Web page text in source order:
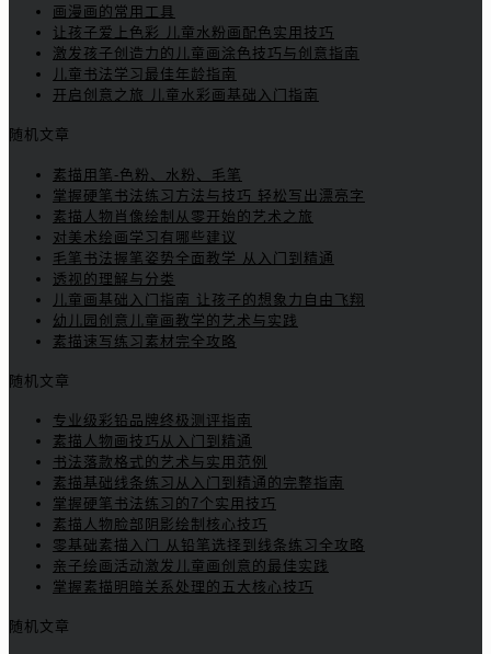
画漫画的常用工具
让孩子爱上色彩 儿童水粉画配色实用技巧
激发孩子创造力的儿童画涂色技巧与创意指南
儿童书法学习最佳年龄指南
开启创意之旅 儿童水彩画基础入门指南
随机文章
素描用笔-色粉、水粉、毛笔
掌握硬笔书法练习方法与技巧 轻松写出漂亮字
素描人物肖像绘制从零开始的艺术之旅
对美术绘画学习有哪些建议
毛笔书法握笔姿势全面教学 从入门到精通
透视的理解与分类
儿童画基础入门指南 让孩子的想象力自由飞翔
幼儿园创意儿童画教学的艺术与实践
素描速写练习素材完全攻略
随机文章
专业级彩铅品牌终极测评指南
素描人物画技巧从入门到精通
书法落款格式的艺术与实用范例
素描基础线条练习从入门到精通的完整指南
掌握硬笔书法练习的7个实用技巧
素描人物脸部阴影绘制核心技巧
零基础素描入门 从铅笔选择到线条练习全攻略
亲子绘画活动激发儿童画创意的最佳实践
掌握素描明暗关系处理的五大核心技巧
随机文章